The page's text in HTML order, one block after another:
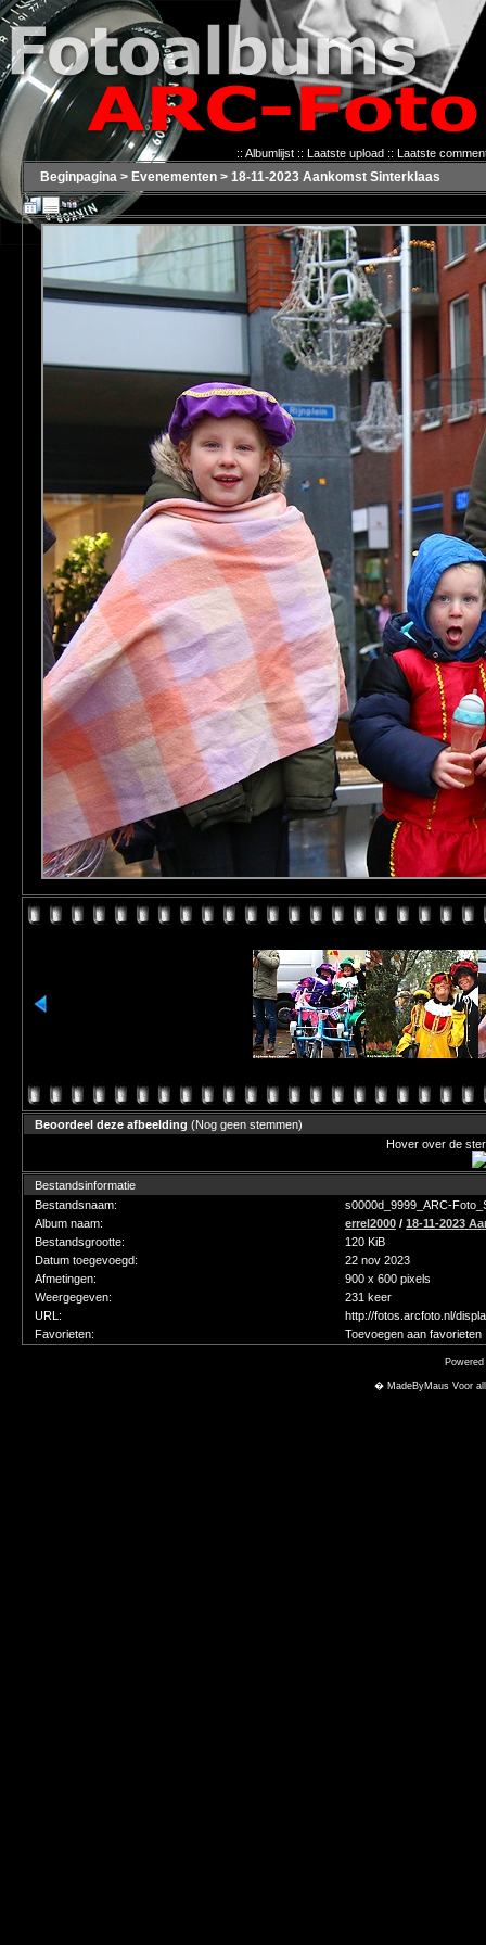
:: Albumlijst:: Laatste upload:: Laatste
Beginpagina > Evenementen > 18-11-2023 Aankomst Sinterklaas
Beoordeel deze afbeelding (Nog geen stemmen)
Hover over de
Bestandsinformatie
Bestandsnaam:
s0000d_9999_ARC-
Album naam:
errel2000 / 18-11-2023
Bestandsgrootte:
120 KiB
Datum toegevoegd:
22 nov 2023
Afmetingen:
900 x 600 pixels
Weergegeven:
231 keer
URL:
http://fotos.arcfoto.nl/
Favorieten:
Toevoegen aan favorieten
� MadeByMaus Voor